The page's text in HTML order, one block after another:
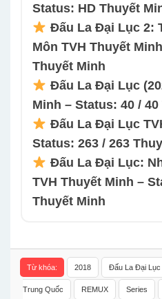
Status: HD Thuyết
Đấu La Đại Lục 2:
Môn TVH Thuyết
Thuyết Minh
Đấu La Đại Lục
Minh – Status: 40 /
Đấu La Đại Lục
Status: 263 / 263
Đấu La Đại Lục:
TVH Thuyết Minh –
Thuyết Minh
Từ khóa: 2018 Đấu La Đại Lục
Trung Quốc REMUX Series